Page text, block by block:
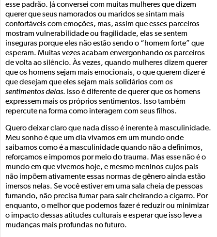
esse padrão. Já conversei com muitas mulheres que dizem
querer que seus namorados ou maridos se sintam mais
confortáveis com emoções, mas, assim que esses parceiros
mostram vulnerabilidade ou fragilidade, elas se sentem
inseguras porque eles não estão sendo o “homem forte” que
esperam. Muitas vezes acabam envergonhando os parceiros
de volta ao silêncio. Às vezes, quando mulheres dizem querer
que os homens sejam mais emocionais, o que querem dizer é
que desejam que eles sejam mais solidários com os
sentimentos delas. Isso é diferente de querer que os homens
expressem mais os próprios sentimentos. Isso também
repercute na forma como interagem com seus filhos.
Quero deixar claro que nada disso é inerente à masculinidade.
Meu sonho é que um dia vivamos em um mundo onde
saibamos como é a masculinidade quando não a definimos,
reforçamos e impomos por meio do trauma. Mas esse não é o
mundo em que vivemos hoje, e mesmo meninos cujos pais
não impõem ativamente essas normas de gênero ainda estão
imersos nelas. Se você estiver em uma sala cheia de pessoas
fumando, não precisa fumar para sair cheirando a cigarro. Por
enquanto, o melhor que podemos fazer é reduzir ou minimizar
o impacto dessas atitudes culturais e esperar que isso leve a
mudanças mais profundas no futuro.